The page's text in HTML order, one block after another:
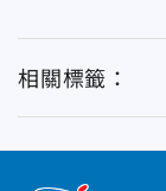
相關標籤：